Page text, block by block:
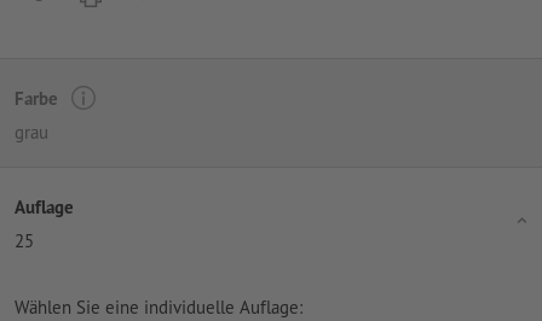
Farbe
grau
Auflage
25
Wählen Sie eine individuelle Auflage: